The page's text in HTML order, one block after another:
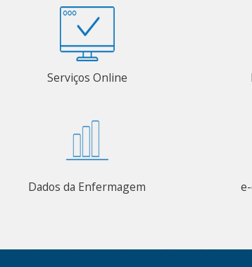
Serviços Online
Dados da Enfermagem